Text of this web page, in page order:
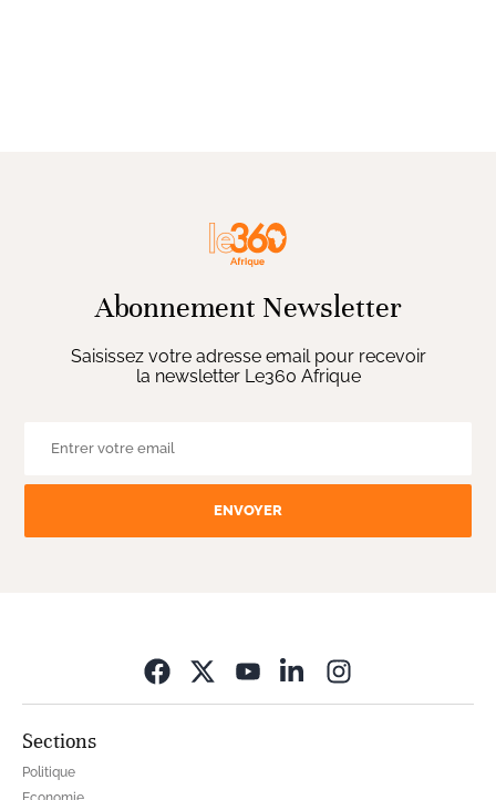
Abonnement Newsletter
Saisissez votre adresse email pour recevoir
la newsletter Le360 Afrique
ENVOYER
Sections
Politique